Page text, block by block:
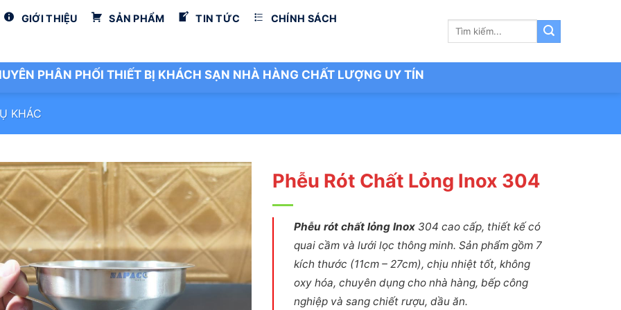
GIỚI THIỆU SẢN PHẨM TIN TỨC CHÍNH SÁCH
Tìm
PHÂN PHỐI THIẾT BỊ KHÁCH SẠN NHÀ HÀNG CHẤT LƯỢNG UY TÍN
KHÁC
Phễu Rót Chất Lỏng Inox 304
Phễu rót chất lỏng Inox 304 cao cấp, thiết kế có
quai cầm và lưới lọc thông minh. Sản phẩm gồm 7
kích thước (11cm – 27cm), chịu nhiệt tốt, không
oxy hóa, chuyên dụng cho nhà hàng, bếp công
nghiệp và sang chiết rượu, dầu ăn.